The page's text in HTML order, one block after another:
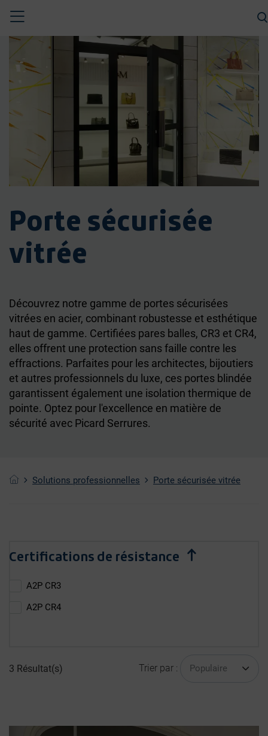
Toggle
navigation
Porte sécurisée
vitrée
Découvrez notre gamme de portes sécurisées
vitrées en acier, combinant robustesse et esthétique
haut de gamme. Certifiées pares balles, CR3 et CR4,
elles offrent une protection sans faille contre les
effractions. Parfaites pour les architectes, bijoutiers
et autres professionnels du luxe, ces portes blindée
garantissent également une isolation thermique de
pointe. Optez pour l'excellence en matière de
sécurité avec Picard Serrures.
Solutions professionnelles Porte sécurisée vitrée
Certifications de résistance
A2P CR3
A2P CR4
3 Résultat(s) Trier par :